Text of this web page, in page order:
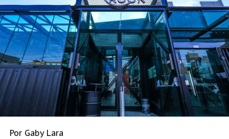
Por Gaby Lara